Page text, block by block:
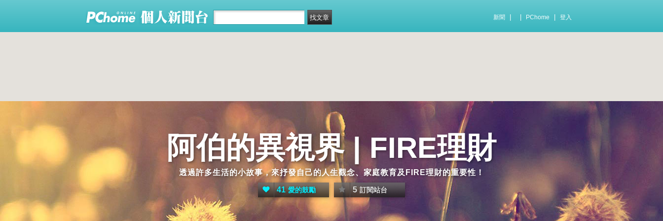
新聞 PChome 登入
阿伯的異視界 | FIRE理財
透過許多生活的小故事，來抒發自己的人生觀念、家庭教育及FIRE理財的重要性！
41 愛的鼓勵 5 訂閱站台